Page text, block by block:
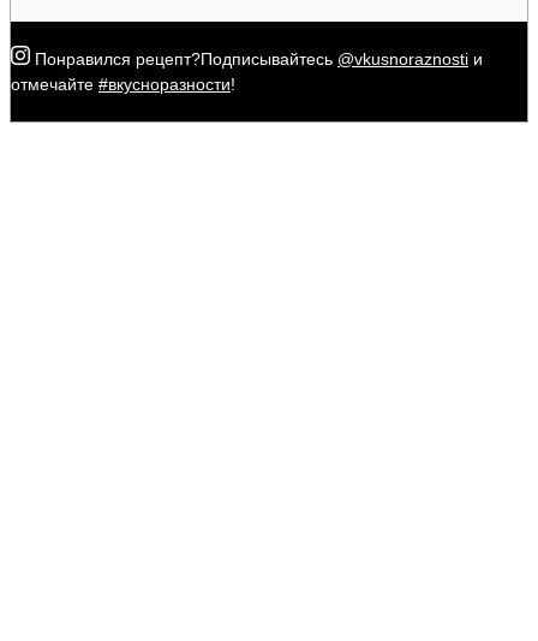
Понравился рецепт?Подписывайтесь @vkusnoraznosti и
отмечайте #вкусноразности!